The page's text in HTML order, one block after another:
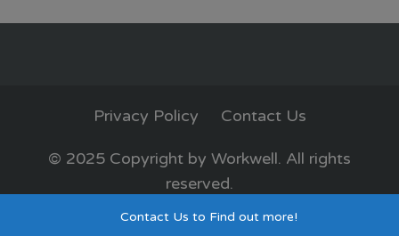
Privacy Policy Contact Us
© 2025 Copyright by Workwell. All rights
reserved.
Privacy Policy
Contact Us to Find out more!